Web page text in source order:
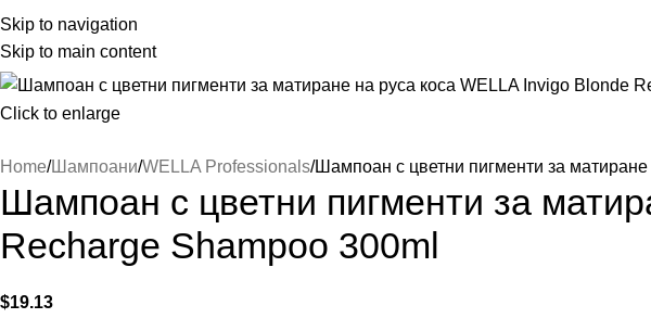
Skip to navigation
Skip to main content
Click to enlarge
Home Шампоани WELLA Professionals Шампоан с цветни пигменти за
Шампоан с цветни пигменти за
Recharge Shampoo 300ml
$19.13